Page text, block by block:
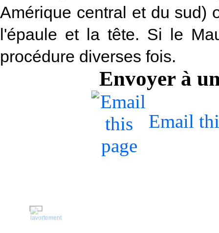
Amérique central et du sud)
l'épaule et la tête. Si le
procédure diverses fois.
Envoyer à
Email